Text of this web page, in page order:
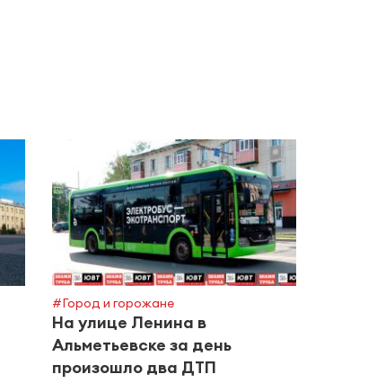
#Город и горожане
На улице Ленина в
Альметьевске за день
произошло два ДТП